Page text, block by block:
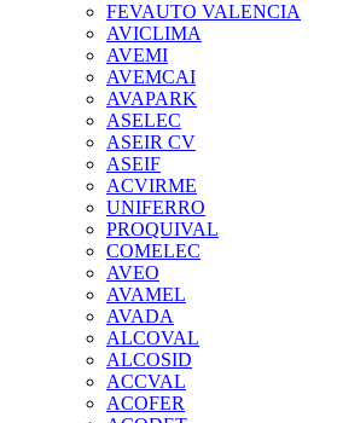
FEVAUTO VALENCIA
AVICLIMA
AVEMI
AVEMCAI
AVAPARK
ASELEC
ASEIR CV
ASEIF
ACVIRME
UNIFERRO
PROQUIVAL
COMELEC
AVEO
AVAMEL
AVADA
ALCOVAL
ALCOSID
ACCVAL
ACOFER